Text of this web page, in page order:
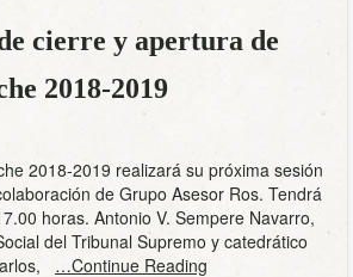
cierre y apertura de
2018-2019
2018-2019 realizará su próxima sesión
de Grupo Asesor Ros. Tendrá
horas. Antonio V. Sempere Navarro,
del Tribunal Supremo y catedrático
…Continue Reading